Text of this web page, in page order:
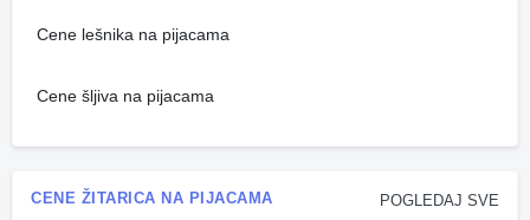
Cene lešnika na pijacama
Cene šljiva na pijacama
POGLEDAJ SVE
CENE ŽITARICA NA PIJACAMA